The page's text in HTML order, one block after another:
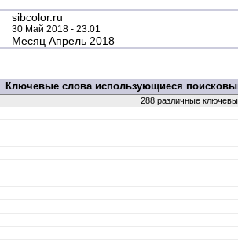
sibcolor.ru
30 Май 2018 - 23:01
Месяц Апрель 2018
Ключевые слова использующиеся
288 различные